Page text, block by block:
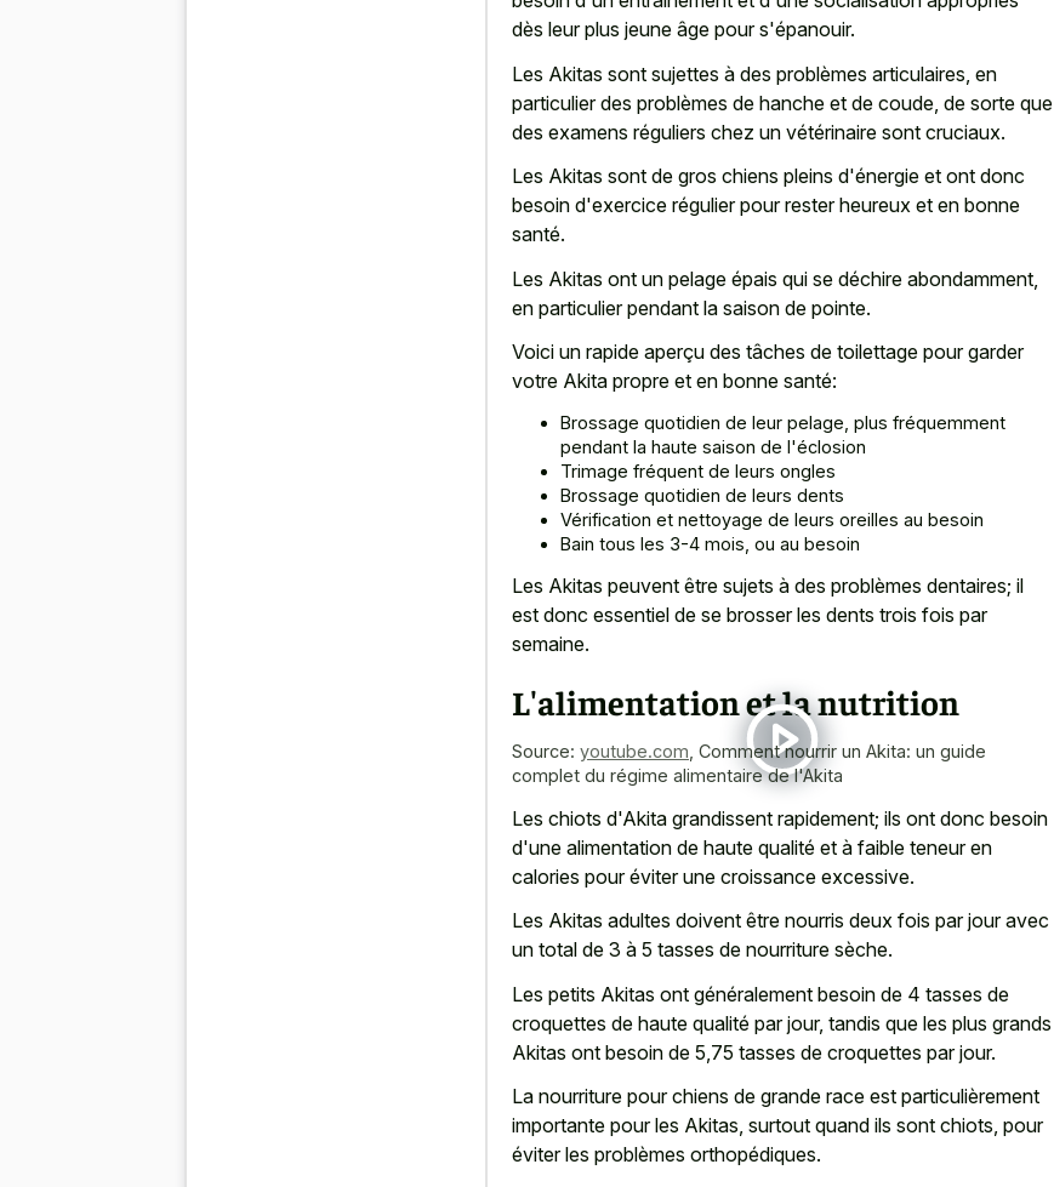
dès leur plus jeune âge pour s'épanouir.
Les Akitas sont sujettes à des problèmes articulaires, en
particulier des problèmes de hanche et de coude, de sorte que
des examens réguliers chez un vétérinaire sont cruciaux.
Les Akitas sont de gros chiens pleins d'énergie et ont donc
besoin d'exercice régulier pour rester heureux et en bonne
santé.
Les Akitas ont un pelage épais qui se déchire abondamment,
en particulier pendant la saison de pointe.
Voici un rapide aperçu des tâches de toilettage pour garder
votre Akita propre et en bonne santé:
Brossage quotidien de leur pelage, plus fréquemment
pendant la haute saison de l'éclosion
Trimage fréquent de leurs ongles
Brossage quotidien de leurs dents
Vérification et nettoyage de leurs oreilles au besoin
Bain tous les 3-4 mois, ou au besoin
Les Akitas peuvent être sujets à des problèmes dentaires; il
est donc essentiel de se brosser les dents trois fois par
semaine.
L'alimentation et la nutrition
Source: youtube.com Comment nourrir un Akita: un guide
complet du régime alimentaire de l'Akita
Les chiots d'Akita grandissent rapidement; ils ont donc besoin
d'une alimentation de haute qualité et à faible teneur en
calories pour éviter une croissance excessive.
Les Akitas adultes doivent être nourris deux fois par jour avec
un total de 3 à 5 tasses de nourriture sèche.
Les petits Akitas ont généralement besoin de 4 tasses de
croquettes de haute qualité par jour, tandis que les plus grands
Akitas ont besoin de 5,75 tasses de croquettes par jour.
La nourriture pour chiens de grande race est particulièrement
importante pour les Akitas, surtout quand ils sont chiots, pour
éviter les problèmes orthopédiques.